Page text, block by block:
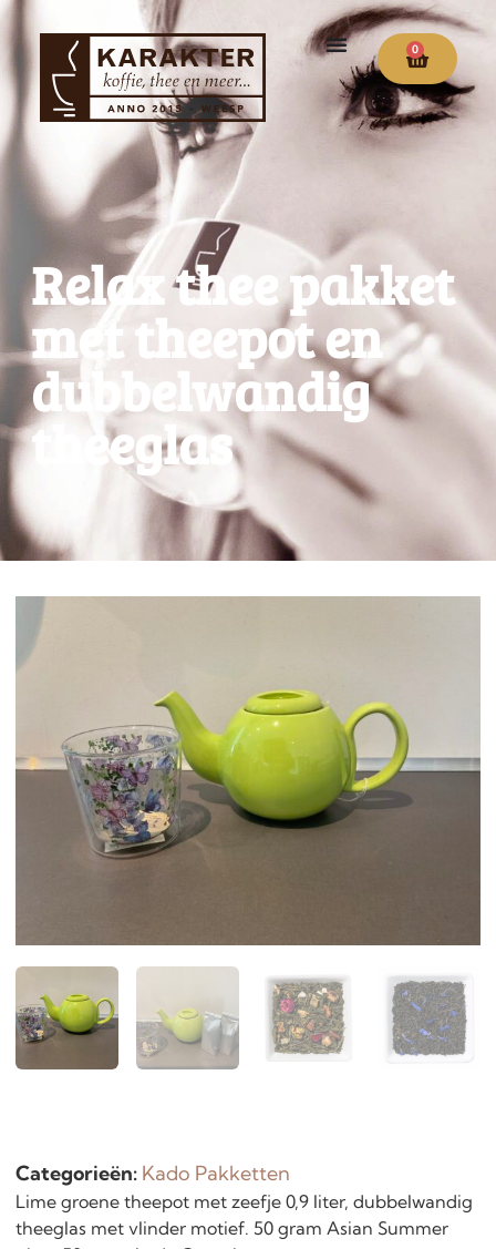
0
Relax thee pakket
met theepot en
dubbelwandig
theeglas
Categorieën: Kado Pakketten
Lime groene theepot met zeefje 0,9 liter, dubbelwandig
theeglas met vlinder motief. 50 gram Asian Summer